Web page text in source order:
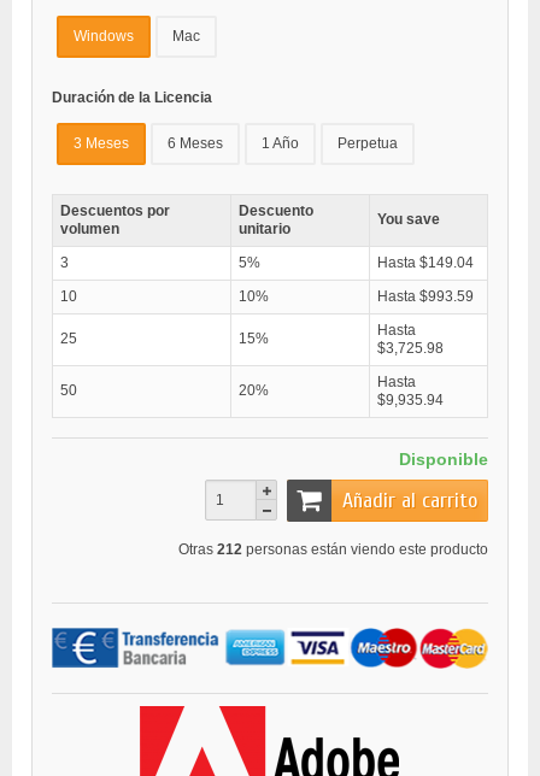
Windows Mac
Duración de la Licencia
3 Meses 6 Meses 1 Año Perpetua
Descuentos por
volumen
Descuento
unitario
You save
3 5%
Hasta $149.04
10
10% Hasta $993.59
25 15%
Hasta
$3,725.98
50 20%
Hasta
$9,935.94
Disponible
Añadir al carrito
Otras 212 personas están viendo este producto